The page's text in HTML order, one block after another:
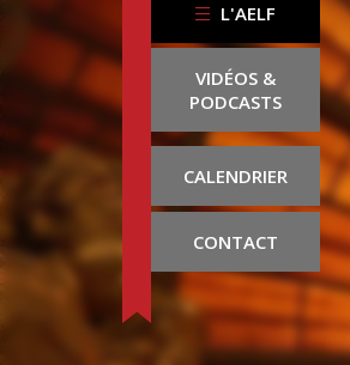
L'AELF
VIDÉOS &
PODCASTS
CALENDRIER
CONTACT